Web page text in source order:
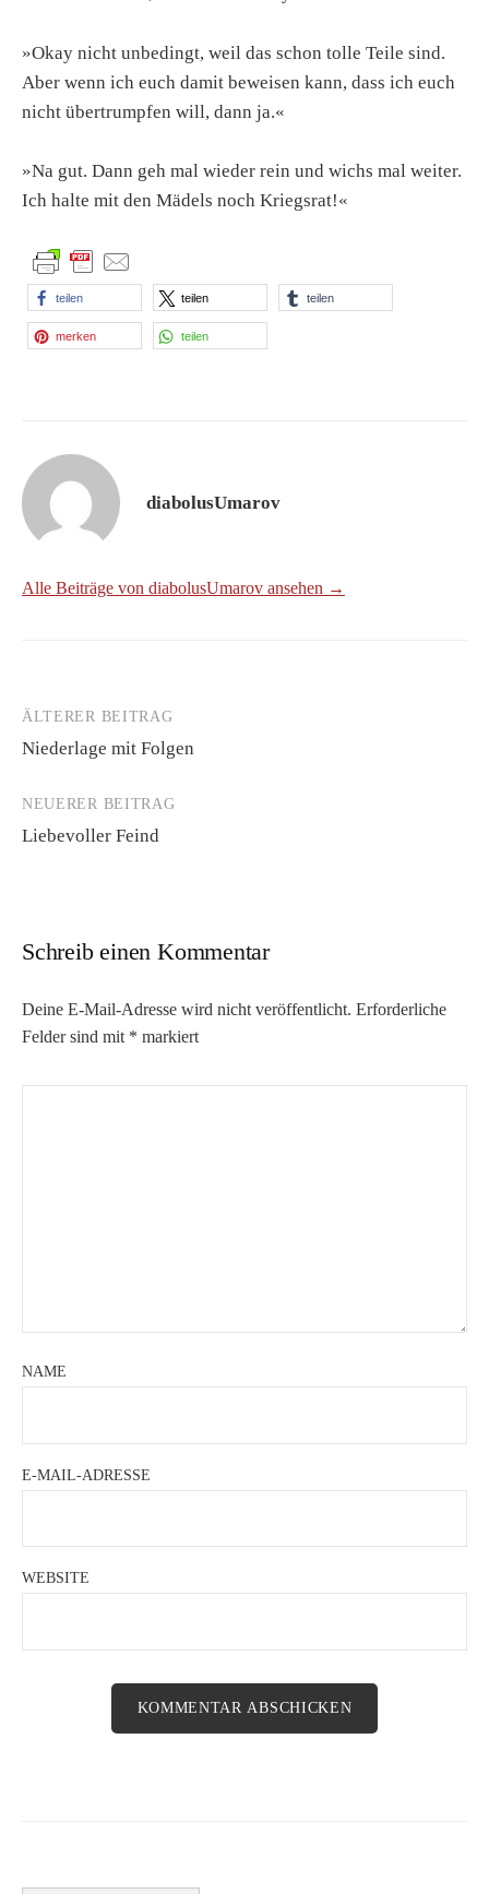
»Okay nicht unbedingt, weil das schon tolle Teile sind.
Aber wenn ich euch damit beweisen kann, dass ich euch
nicht übertrumpfen will, dann ja.«
»Na gut. Dann geh mal wieder rein und wichs mal weiter.
Ich halte mit den Mädels noch Kriegsrat!«
teilen teilen teilen
merken teilen
diabolusUmarov
Alle Beiträge von diabolusUmarov ansehen →
Beitrags-
Navigation
ÄLTERER BEITRAG
Niederlage mit Folgen
NEUERER BEITRAG
Liebevoller Feind
Schreib einen Kommentar
Deine E-Mail-Adresse wird nicht veröffentlicht. Erforderliche
Felder sind mit * markiert
NAME
E-MAIL-ADRESSE
WEBSITE